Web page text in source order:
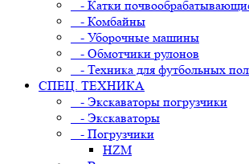
- Катки
- Комбайны
- Уборочные машины
- Обмотчики рулонов
- Техника для футбольных
СПЕЦ. ТЕХНИКА
- Экскаваторы погрузчики
- Экскаваторы
- Погрузчики
HZM